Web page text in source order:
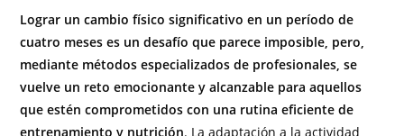
Lograr un cambio físico significativo en un período de
cuatro meses es un desafío que parece imposible, pero,
mediante métodos especializados de profesionales, se
vuelve un reto emocionante y alcanzable para aquellos
que estén comprometidos con una rutina eficiente de
entrenamiento y nutrición. La adaptación a la actividad